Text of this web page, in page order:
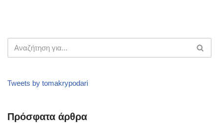
Tweets by tomakrypodari
Πρόσφατα άρθρα